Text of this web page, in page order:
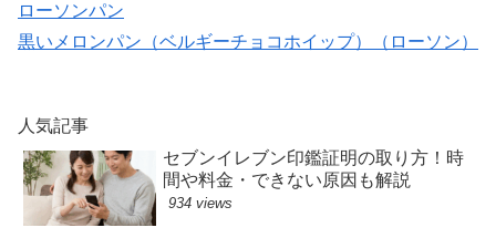
ローソンパン
黒いメロンパン（ベルギーチョコホイップ）（ローソン）
人気記事
セブンイレブン印鑑証明の取り方！時
間や料金・できない原因も解説
934 views